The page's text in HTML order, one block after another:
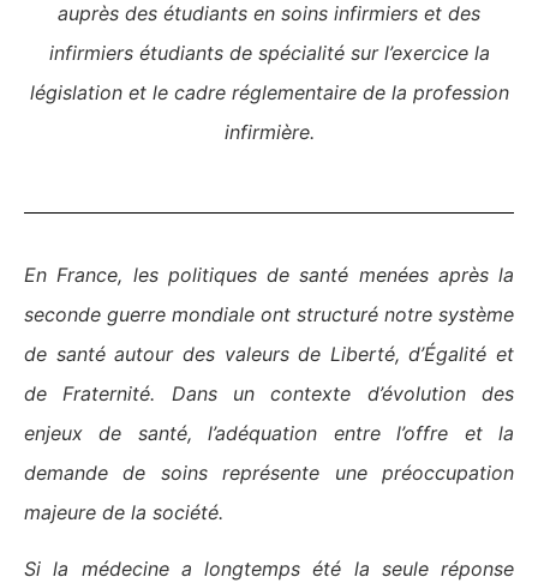
auprès des étudiants en soins infirmiers et des
infirmiers étudiants de spécialité sur l’exercice la
législation et le cadre réglementaire de la profession
infirmière.
En France, les politiques de santé menées après la
seconde guerre mondiale ont structuré notre système
de santé autour des valeurs de Liberté, d’Égalité et
de Fraternité. Dans un contexte d’évolution des
enjeux de santé, l’adéquation entre l’offre et la
demande de soins représente une préoccupation
majeure de la société.
Si la médecine a longtemps été la seule réponse